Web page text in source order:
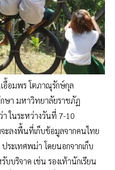
อื้อมพร โตภาณุรักษ์กุล
ษา มหาวิทยาลัยราชภัฏ
า ในระหว่างวันที่ 7-10
ลงพื้นที่เก็บข้อมูลจากคนไทย
ระเทศพม่า โดยนอกจากเก็บ
บริจาค เช่น รองเท้านักเรียน